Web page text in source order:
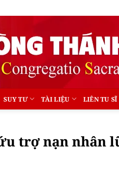
SUY TƯ TÀI LIỆU LIÊN TU SĨ
trợ nạn nhân